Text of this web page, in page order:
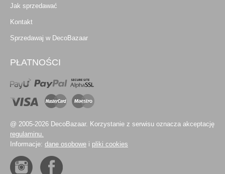
Jak sprzedawać
Kontakt
Sprzedawaj w DecoBazaar
PŁATNOŚCI
@ 2005-2026 DecoBazaar. Korzystanie z serwisu oznacza akceptację
regulaminu.
Informacje: dane osobowe i pliki cookies